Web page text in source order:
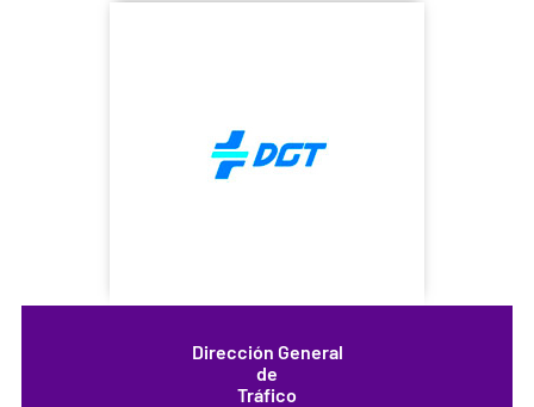
Dirección General
de
Tráfico